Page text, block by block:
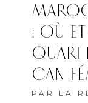
: OÙ
QUART
CAN
PAR LA